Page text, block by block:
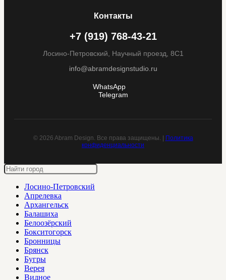
Контакты
+7 (919) 768-43-21
Лосино-Петровский, Научный проезд, 8С1
info@abramdesignstudio.ru
WhatsApp
Telegram
© 2026 Abram Design. Все права защищены. |
Политика
конфиденциальности
Лосино-Петровский
Апрелевка
Архангельск
Балашиха
Белоозёрский
Бокситогорск
Бронницы
Брянск
Бугры
Верея
Видное